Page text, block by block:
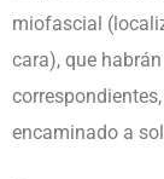
miofascial
cara), que
encaminado a